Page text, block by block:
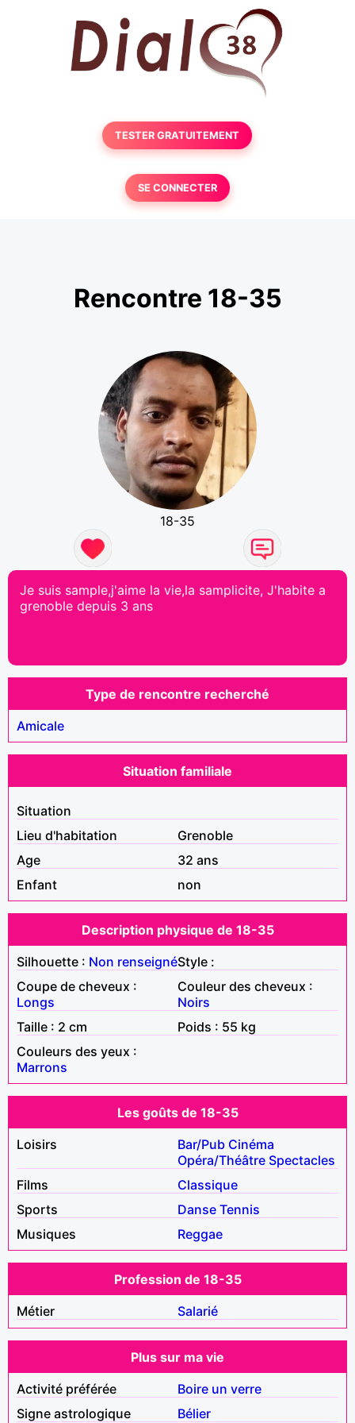
TESTER GRATUITEMENT
SE CONNECTER
Rencontre 18-35
18-35
Je suis sample,j'aime la vie,la samplicite, J'habite a
grenoble depuis 3 ans
Type de rencontre recherché
Amicale
Situation familiale
Situation
Lieu d'habitation
Grenoble
Age
32 ans
Enfant
non
Description physique de 18-35
Silhouette : Non renseignéStyle :
Coupe de cheveux :
Longs
Couleur des cheveux :
Noirs
Taille : 2 cm
Poids : 55 kg
Couleurs des yeux :
Marrons
Les goûts de 18-35
Loisirs
Bar/Pub Cinéma
Opéra/Théâtre Spectacles
Films
Classique
Sports
Danse Tennis
Musiques
Reggae
Profession de 18-35
Métier
Salarié
Plus sur ma vie
Activité préférée
Boire un verre
Signe astrologique
Bélier